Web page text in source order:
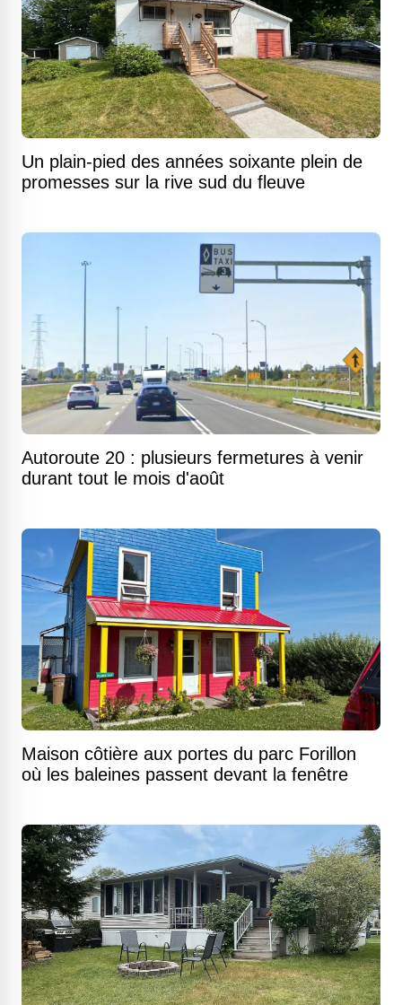
Un plain-pied des années soixante plein de
promesses sur la rive sud du fleuve
Autoroute 20 : plusieurs fermetures à venir
durant tout le mois d'août
Maison côtière aux portes du parc Forillon
où les baleines passent devant la fenêtre